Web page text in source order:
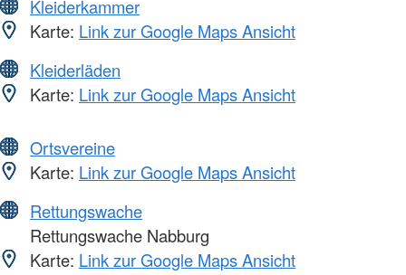
Kleiderkammer
Karte: Link zur Google Maps Ansicht
Kleiderläden
Karte: Link zur Google Maps Ansicht
Ortsvereine
Karte: Link zur Google Maps Ansicht
Rettungswache
Rettungswache Nabburg
Karte: Link zur Google Maps Ansicht